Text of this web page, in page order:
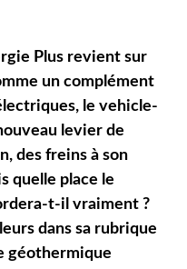
Plus revient sur
un complément
le vehicle-
levier de
des freins à son
quelle place le
t-il vraiment ?
dans sa rubrique
géothermique